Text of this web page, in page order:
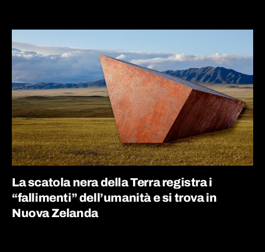
La scatola nera della Terra registra i
“fallimenti” dell’umanità e si trova in
Nuova Zelanda